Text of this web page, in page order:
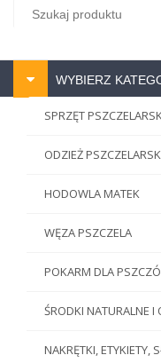
WYBIERZ
SPRZĘT
ODZIEŻ
HODOWLA MATEK
WĘZA PSZCZELA
POKARM DLA
ŚRODKI NATURALNE
NAKRĘTKI, ETYKIETY,